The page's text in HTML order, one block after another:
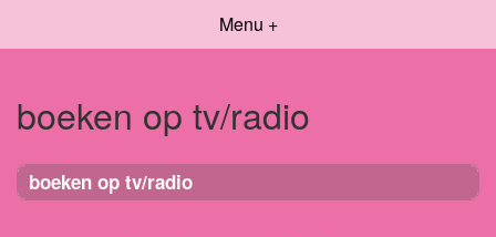
Menu +
boeken op tv/radio
boeken op tv/radio